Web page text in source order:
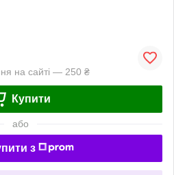
на сайті — 250 ₴
Купити
або
з